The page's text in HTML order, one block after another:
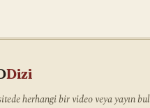
Dizi
herhangi bir video veya yayın